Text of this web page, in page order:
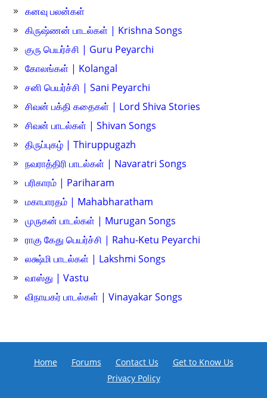
கனவு பலன்கள்
கிருஷ்ணன் பாடல்கள் | Krishna Songs
குரு பெயர்ச்சி | Guru Peyarchi
கோலங்கள் | Kolangal
சனி பெயர்ச்சி | Sani Peyarchi
சிவன் பக்தி கதைகள் | Lord Shiva Stories
சிவன் பாடல்கள் | Shivan Songs
திருப்புகழ் | Thiruppugazh
நவராத்திரி பாடல்கள் | Navaratri Songs
பரிகாரம் | Pariharam
மகாபாரதம் | Mahabharatham
முருகன் பாடல்கள் | Murugan Songs
ராகு கேது பெயர்ச்சி | Rahu-Ketu Peyarchi
லக்ஷ்மி பாடல்கள் | Lakshmi Songs
வாஸ்து | Vastu
விநாயகர் பாடல்கள் | Vinayakar Songs
Home Forums Contact Us
Get to Know Us
Privacy Policy